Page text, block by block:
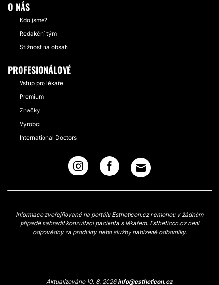
O NÁS
Kdo jsme?
Redakční tým
Stížnost na obsah
PROFESIONÁLOVÉ
Vstup pro lékaře
Premium
Značky
Výrobci
International Doctors
Informace zveřejňované na portálu Estheticon.cz nemohou v žádném
případě nahradit konzultaci pacienta s lékařem. Estheticon.cz není
odpovědný za produkty nebo služby nabízené odborníky.
Aktualizováno 10. 8. 2026info@estheticon.cz